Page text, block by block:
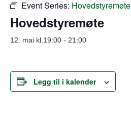
Event Series: Hovedstyremøte
Hovedstyremøte
12. mai kl.19:00 - 21:00
Legg til i kalender